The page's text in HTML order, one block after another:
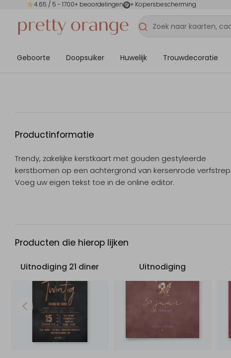
4.65 / 5 - 1700+ beoordelingen + Kopersbescherming
Geboorte Doopsuiker Huwelijk Trouwdecoratie
Productinformatie
Trendy, zakelijke kerstkaart met gouden gestyleerde
kerstbomen op een achtergrond van kersenrode
Voeg uw eigen tekst toe in de online editor.
Producten die hierop lijken
Uitnodiging 21 diner Uitnodiging